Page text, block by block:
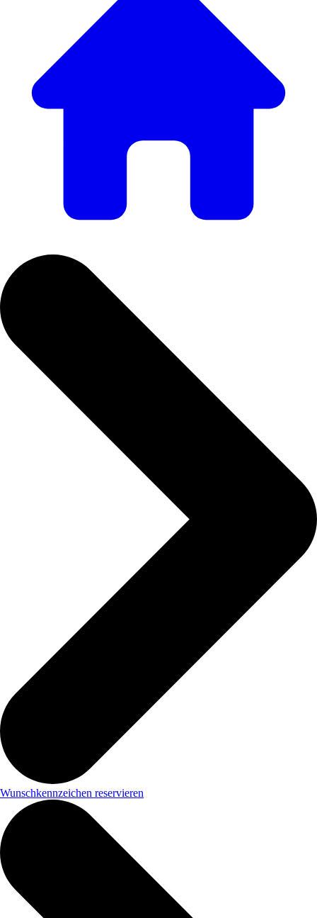
Wunschkennzeichen reservieren